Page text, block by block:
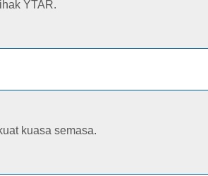
YTAR.
kuasa semasa.